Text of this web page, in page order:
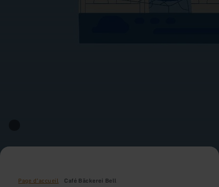
Page d'accueil Café Bäckerei Bell